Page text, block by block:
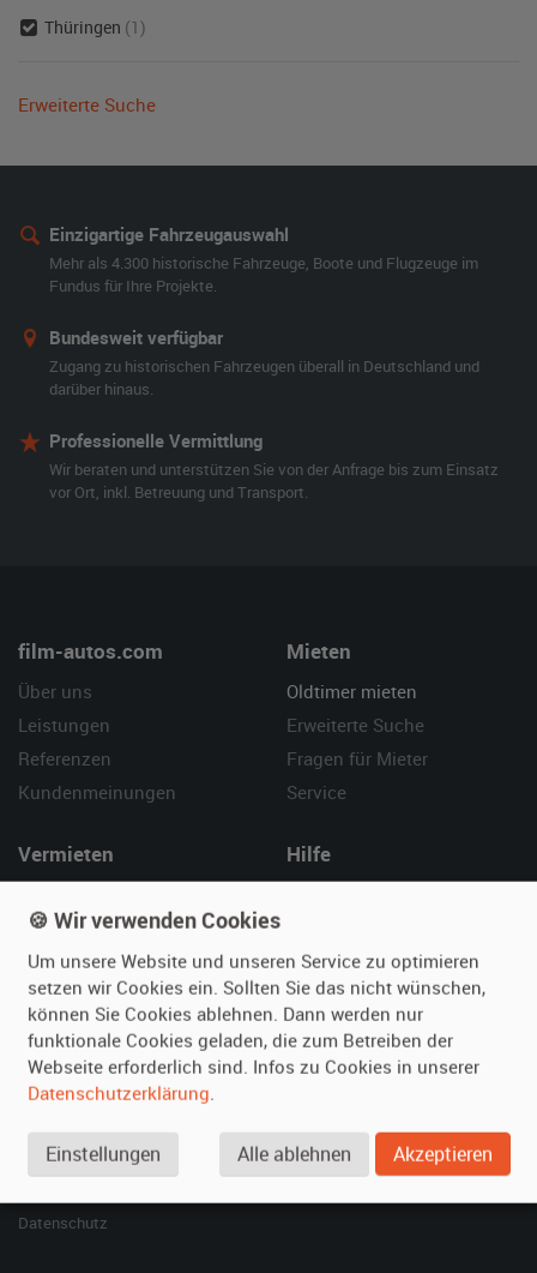
Thüringen (1)
Erweiterte Suche
Einzigartige Fahrzeugauswahl
Mehr als 4.300 historische Fahrzeuge, Boote und Flugzeuge im
Fundus für Ihre Projekte.
Bundesweit verfügbar
Zugang zu historischen Fahrzeugen überall in Deutschland und
darüber hinaus.
Professionelle Vermittlung
Wir beraten und unterstützen Sie von der Anfrage bis zum Einsatz
vor Ort, inkl. Betreuung und Transport.
film-autos.com
Über uns
Leistungen
Referenzen
Kundenmeinungen
Mieten
Oldtimer mieten
Erweiterte Suche
Fragen für Mieter
Service
Vermieten
Fotos senden
Fragen für Vermieter
Inserat verwalten
Hilfe
Kontakt
SPECIAL
Berühmte Filmautos –
Datenschutz
🍪 Wir verwenden Cookies
Um unsere Website und unseren Service zu optimieren
setzen wir Cookies ein. Sollten Sie das nicht wünschen,
können Sie Cookies ablehnen. Dann werden nur
funktionale Cookies geladen, die zum Betreiben der
Webseite erforderlich sind. Infos zu Cookies in unserer
Datenschutzerklärung.
Einstellungen Alle ablehnen Akzeptieren